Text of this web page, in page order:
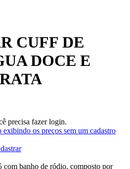
CUFF DE
DOCE E
precisa fazer login.
exibindo os preços sem um cadastro
com banho de ródio, composto por